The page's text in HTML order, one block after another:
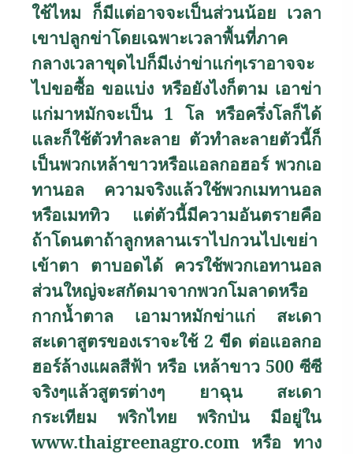
ใช้ไหม ก็มีแต่อาจจะเป็นส่วนน้อย เวลา
เขาปลูกข่าโดยเฉพาะเวลาพื้นที่ภาค
กลางเวลาขุดไปก็มีเง่าข่าแก่ๆเราอาจจะ
ไปขอซื้อ ขอแบ่ง หรือยังไงก็ตาม เอาข่า
แก่มาหมักจะเป็น 1 โล หรือครึ่งโลก็ได้
และก็ใช้ตัวทำละลาย ตัวทำละลายตัวนี้ก็
เป็นพวกเหล้าขาวหรือแอลกอฮอร์ พวกเอ
ทานอล ความจริงแล้วใช้พวกเมทานอล
หรือเมททิว แต่ตัวนี้มีความอันตรายคือ
ถ้าโดนตาถ้าลูกหลานเราไปกวนไปเขย่า
เข้าตา ตาบอดได้ ควรใช้พวกเอทานอล
ส่วนใหญ่จะสกัดมาจากพวกโมลาดหรือ
กากน้ำตาล เอามาหมักข่าแก่ สะเดา
สะเดาสูตรของเราจะใช้ 2 ขีด ต่อแอลกอ
ฮอร์ล้างแผลสีฟ้า หรือ เหล้าขาว 500 ซีซี
จริงๆแล้วสูตรต่างๆ ยาฉุน สะเดา
กระเทียม พริกไทย พริกป่น มีอยู่ใน
www.thaigreenagro.com หรือ ทาง